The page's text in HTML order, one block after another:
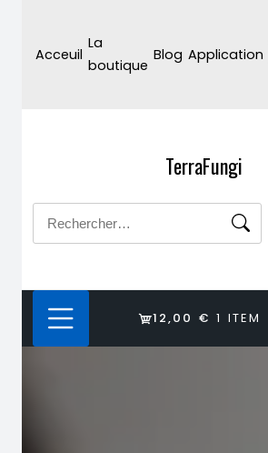
content
Acceuil
La
boutique
Blog Application
TerraFungi
Rechercher :
12,00 € 1 ITEM